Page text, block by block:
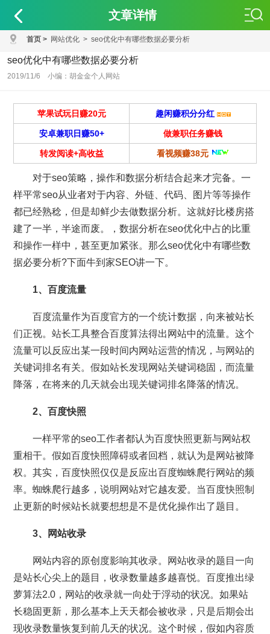
文章详情
首页 > 网站优化 > seo优化中有哪些数据必要分析
seo优化中有哪些数据必要分析
2019/11/6 小编：胡金金个人网站
苹果试玩日赚20元 趣闲赚积分分红
安卓兼职日赚50+ 做兼职任务赚钱
转发阅读+高收益 看视频赚38元
对于seo策略，操作和数据分析结合起来才完备。一
样平常seo从业者对于内容、外链、代码、图片等等操作
都已经熟稔，但是却鲜少去做数据分析。这就好比楼房搭
建了一半，半途而废。，数据分析在seo优化中占的比重
和操作一样中，甚至更加紧张。那么seo优化中有哪些数
据必要分析?下面牛到家SEO讲一下。
1、百度流量
百度流量作为百度官方的一个统计数据，向来被站长
们正视。站长工具整合百度算法得出网站中的流量。这个
流量可以反应出某一段时间内网站运营的情况，与网站的
关键词排名有关。假如站长发现网站关键词稳固，而流量
降落，在将来的几天就会出现关键词排名降落的情况。
2、百度快照
一样平常的seo工作者都认为百度快照更新与网站权
重相干。假如百度快照障碍或者回档，就认为是网站被降
权。其实，百度快照仅仅是反应出百度蜘蛛爬行网站的频
率。蜘蛛爬行越多，说明网站对它越友爱。当百度快照制
止更新的时候站长就要想想是不是优化操作出了题目。
3、网站收录
网站内容的原创度影响其收录。网站收录的题目一向
是站长心尖上的题目，收录数量越多越喜悦。百度推出绿
萝算法2.0，网站的收录就一向处于浮动的状况。如果站
长稳固更新，那么基本上天天都会被收录，只是后期会出
现收录数量恢复到前几天的状况。这个时候，假如内容质